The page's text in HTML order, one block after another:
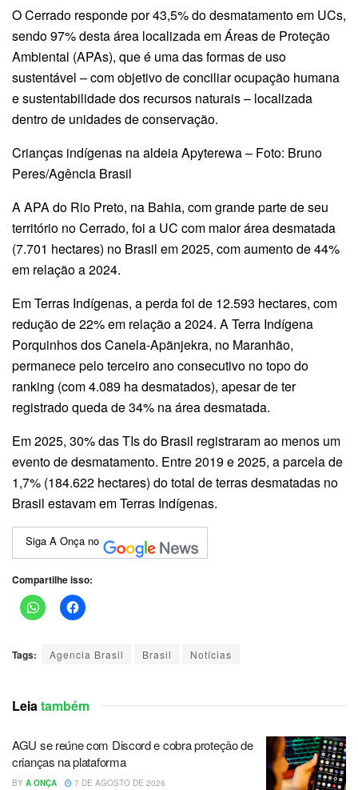
O Cerrado responde por 43,5% do desmatamento em UCs,
sendo 97% desta área localizada em Áreas de Proteção
Ambiental (APAs), que é uma das formas de uso
sustentável – com objetivo de conciliar ocupação humana
e sustentabilidade dos recursos naturais – localizada
dentro de unidades de conservação.
Crianças indígenas na aldeia Apyterewa – Foto: Bruno
Peres/Agência Brasil
A APA do Rio Preto, na Bahia, com grande parte de seu
território no Cerrado, foi a UC com maior área desmatada
(7.701 hectares) no Brasil em 2025, com aumento de 44%
em relação a 2024.
Em Terras Indígenas, a perda foi de 12.593 hectares, com
redução de 22% em relação a 2024. A Terra Indígena
Porquinhos dos Canela-Apãnjekra, no Maranhão,
permanece pelo terceiro ano consecutivo no topo do
ranking (com 4.089 ha desmatados), apesar de ter
registrado queda de 34% na área desmatada.
Em 2025, 30% das TIs do Brasil registraram ao menos um
evento de desmatamento. Entre 2019 e 2025, a parcela de
1,7% (184.622 hectares) do total de terras desmatadas no
Brasil estavam em Terras Indígenas.
Siga A Onça no
Compartilhe isso:
Tags: Agencia Brasil Brasil Notícias
Leiatambém
AGU se reúne com Discord e cobra proteção de
crianças na plataforma
BY A ONÇA 7 DE AGOSTO DE 2026